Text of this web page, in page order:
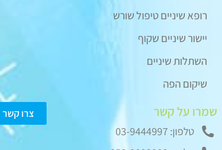
צרו קשר
רופא שיניים טיפול שורש
יישור שיניים שקוף
השתלות שיניים
שיקום הפה
שמרו על קשר
טלפון: 03-9444997